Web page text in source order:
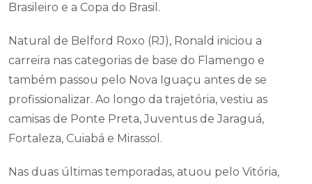
Brasileiro e a Copa do Brasil.
Natural de Belford Roxo (RJ), Ronald iniciou a
carreira nas categorias de base do Flamengo e
também passou pelo Nova Iguaçu antes de se
profissionalizar. Ao longo da trajetória, vestiu as
camisas de Ponte Preta, Juventus de Jaraguá,
Fortaleza, Cuiabá e Mirassol.
Nas duas últimas temporadas, atuou pelo Vitória,